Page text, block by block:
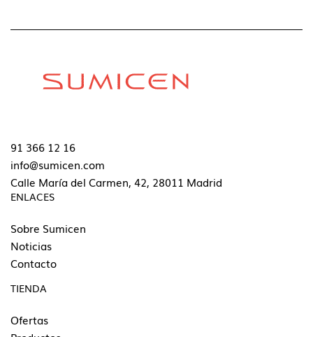
91 366 12 16
info@sumicen.com
Calle María del Carmen, 42, 28011 Madrid
ENLACES
Sobre Sumicen
Noticias
Contacto
TIENDA
Ofertas